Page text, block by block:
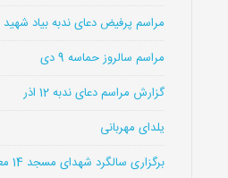
مراسم پرفیض دعای ندبه بیاد
مراسم سالروز حماسه 9 دی
گزارش مراسم دعای ندبه 12 اذر
یلدای مهربانی
برگزاری سالگرد شهدای مسجد 14 معصوم